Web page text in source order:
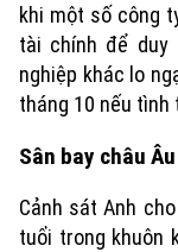
khi một số công
tài chính để duy
nghiệp khác lo
tháng 10 nếu tình
Sân bay châu
Cảnh sát Anh
tuổi trong khuôn